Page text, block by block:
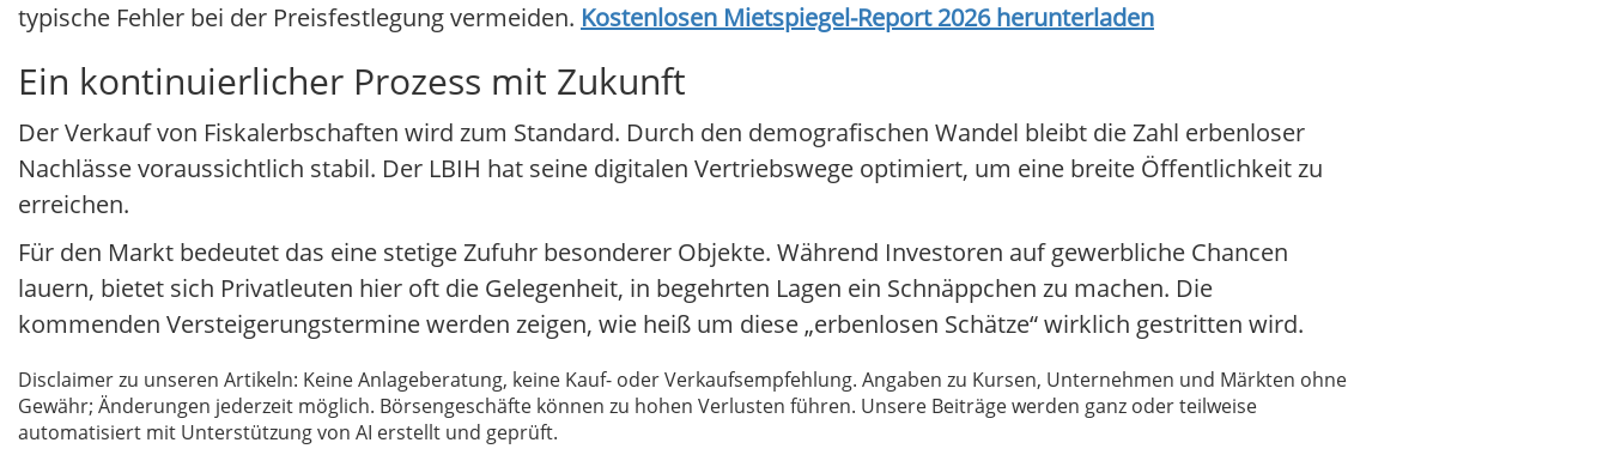
typische Fehler bei der Preisfestlegung vermeiden. Kostenlosen Mietspiegel-Report 2026 herunterladen
Ein kontinuierlicher Prozess mit Zukunft
Der Verkauf von Fiskalerbschaften wird zum Standard. Durch den demografischen Wandel bleibt die Zahl erbenloser
Nachlässe voraussichtlich stabil. Der LBIH hat seine digitalen Vertriebswege optimiert, um eine breite Öffentlichkeit zu
erreichen.
Für den Markt bedeutet das eine stetige Zufuhr besonderer Objekte. Während Investoren auf gewerbliche Chancen
lauern, bietet sich Privatleuten hier oft die Gelegenheit, in begehrten Lagen ein Schnäppchen zu machen. Die
kommenden Versteigerungstermine werden zeigen, wie heiß um diese „erbenlosen Schätze“ wirklich gestritten wird.
Disclaimer zu unseren Artikeln: Keine Anlageberatung, keine Kauf- oder Verkaufsempfehlung. Angaben zu Kursen, Unternehmen und Märkten ohne
Gewähr; Änderungen jederzeit möglich. Börsengeschäfte können zu hohen Verlusten führen. Unsere Beiträge werden ganz oder teilweise
automatisiert mit Unterstützung von AI erstellt und geprüft.